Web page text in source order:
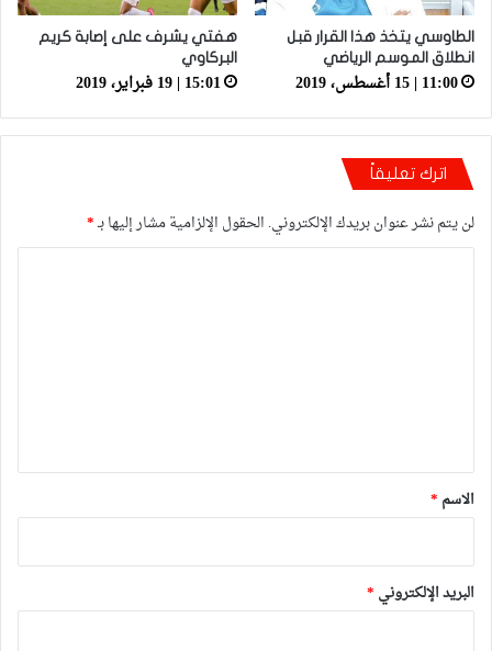
الطاوسي يتخذ هذا القرار قبل
انطلاق الموسم الرياضي
11:00 | 15 أغسطس، 2019
هفتي يشرف على إصابة كريم
البركاوي
15:01 | 19 فبراير، 2019
اترك تعليقاً
لن يتم نشر عنوان بريدك الإلكتروني. الحقول الإلزامية مشار إليها بـ*
*
الاسم *
البريد الإلكتروني *